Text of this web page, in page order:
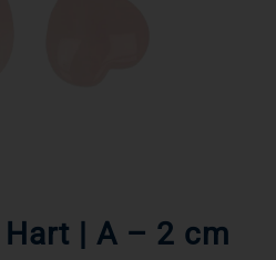
Hart | A – 2 cm